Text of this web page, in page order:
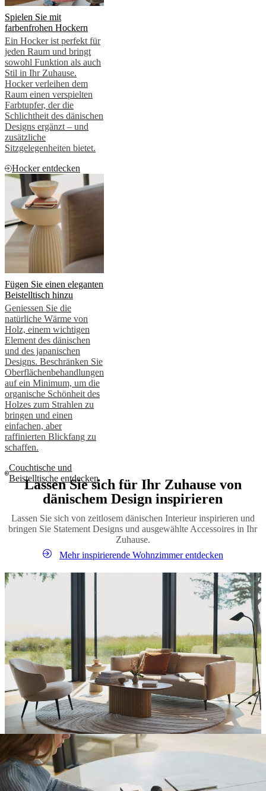
Spielen Sie mit
farbenfrohen Hockern
Ein Hocker ist perfekt für
jeden Raum und bringt
sowohl Funktion als auch
Stil in Ihr Zuhause.
Hocker verleihen dem
Raum einen verspielten
Farbtupfer, der die
Schlichtheit des dänischen
Designs ergänzt – und
zusätzliche
Sitzgelegenheiten bietet.
Hocker entdecken
Fügen Sie einen eleganten
Beistelltisch hinzu
Geniessen Sie die
natürliche Wärme von
Holz, einem wichtigen
Element des dänischen
und des japanischen
Designs. Beschränken Sie
Oberflächenbehandlungen
auf ein Minimum, um die
organische Schönheit des
Holzes zum Strahlen zu
bringen und einen
einfachen, aber
raffinierten Blickfang zu
schaffen.
Couchtische und
Beistelltische entdecken
Lassen Sie sich für Ihr Zuhause von
dänischem Design inspirieren
Lassen Sie sich von zeitlosem dänischen Interieur inspirieren und
bringen Sie Statement Designs und ausgewählte Accessoires in Ihr
Zuhause.
Mehr inspirierende Wohnzimmer entdecken